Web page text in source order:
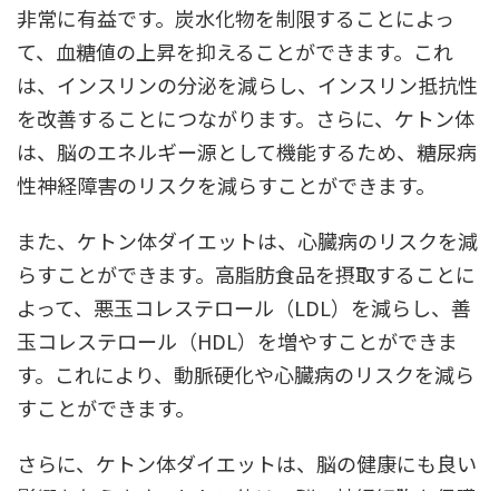
非常に有益です。炭水化物を制限することによっ
て、血糖値の上昇を抑えることができます。これ
は、インスリンの分泌を減らし、インスリン抵抗性
を改善することにつながります。さらに、ケトン体
は、脳のエネルギー源として機能するため、糖尿病
性神経障害のリスクを減らすことができます。
また、ケトン体ダイエットは、心臓病のリスクを減
らすことができます。高脂肪食品を摂取することに
よって、悪玉コレステロール（LDL）を減らし、善
玉コレステロール（HDL）を増やすことができま
す。これにより、動脈硬化や心臓病のリスクを減ら
すことができます。
さらに、ケトン体ダイエットは、脳の健康にも良い